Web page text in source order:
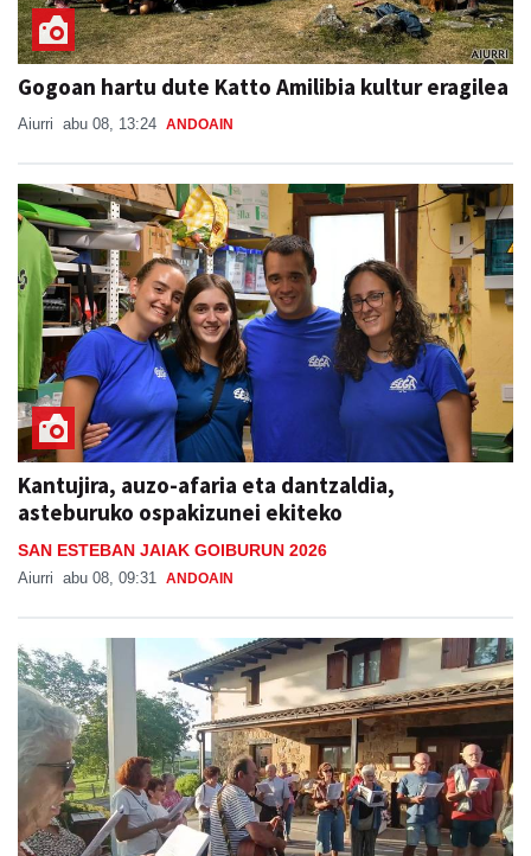
Gogoan hartu dute Katto Amilibia kultur eragilea
Aiurri abu 08, 13:24 ANDOAIN
Kantujira, auzo-afaria eta dantzaldia,
asteburuko ospakizunei ekiteko
SAN ESTEBAN JAIAK GOIBURUN 2026
Aiurri abu 08, 09:31 ANDOAIN